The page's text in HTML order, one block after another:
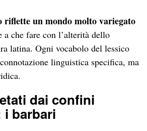
riflette un mondo molto variegato
a che fare con l’alterità dello
latina. Ogni vocabolo del lessico
linguistica specifica, ma
dai confini
i barbari